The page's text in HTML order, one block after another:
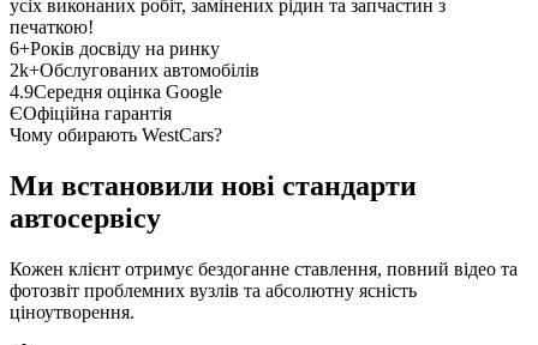
усіх виконаних робіт, замінених рідин та запчастин з
печаткою!
6+Років досвіду на ринку
2k+Обслугованих автомобілів
4.9Середня оцінка Google
ЄОфіційна гарантія
Чому обирають WestCars?
Ми встановили нові стандарти
автосервісу
Кожен клієнт отримує бездоганне ставлення, повний відео та
фотозвіт проблемних вузлів та абсолютну ясність
ціноутворення.